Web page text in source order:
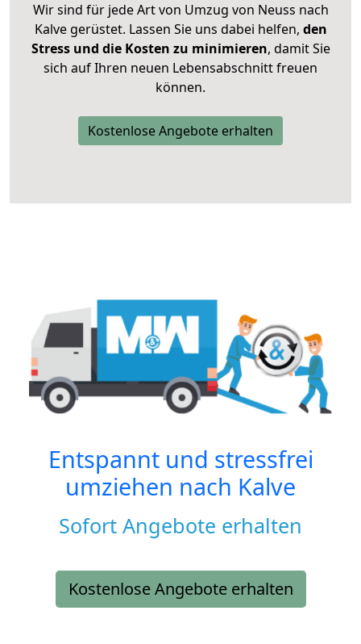
Wir sind für jede Art von Umzug von Neuss nach
Kalve gerüstet. Lassen Sie uns dabei helfen, den
Stress und die Kosten zu minimieren, damit Sie
sich auf Ihren neuen Lebensabschnitt freuen
können.
Kostenlose Angebote erhalten
Entspannt und stressfrei
umziehen nach Kalve
Sofort Angebote erhalten
Kostenlose Angebote erhalten